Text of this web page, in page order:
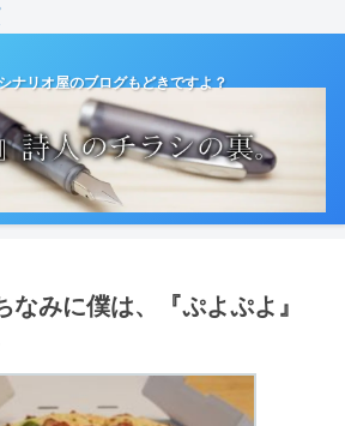
ナリオ屋のブログもどきですよ？
なみに僕は、『ぷよぷよ』